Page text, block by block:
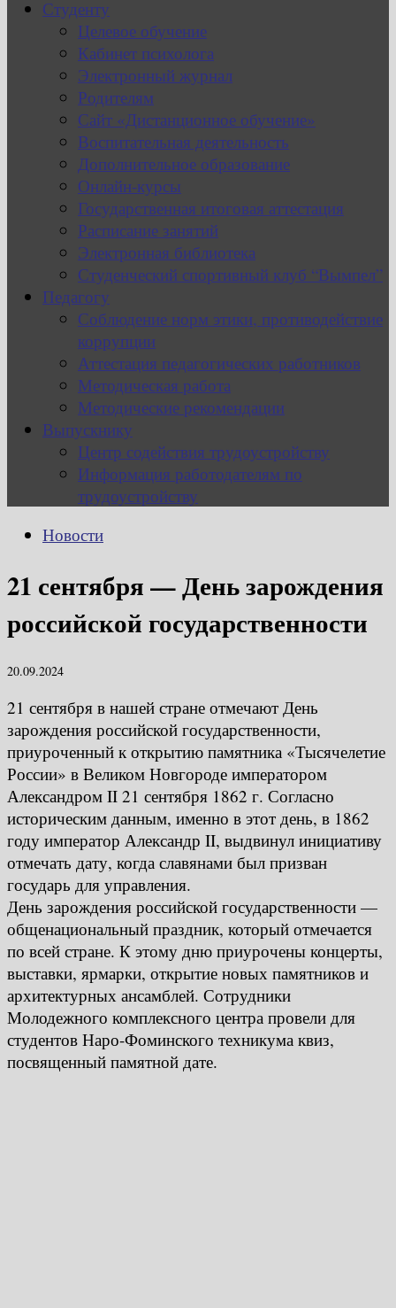
Студенту
Целевое обучение
Кабинет психолога
Электронный журнал
Родителям
Сайт «Дистанционное обучение»
Воспитательная деятельность
Дополнительное образование
Онлайн-курсы
Государственная итоговая аттестация
Расписание занятий
Электронная библиотека
Студенческий спортивный клуб “Вымпел”
Педагогу
Соблюдение норм этики, противодействие
коррупции
Аттестация педагогических работников
Методическая работа
Методические рекомендации
Выпускнику
Центр содействия трудоустройству
Информация работодателям по
трудоустройству
Новости
21 сентября — День зарождения
российской государственности
20.09.2024
21 сентября в нашей стране отмечают День
зарождения российской государственности,
приуроченный к открытию памятника «Тысячелетие
России» в Великом Новгороде императором
Александром II 21 сентября 1862 г. Согласно
историческим данным, именно в этот день, в 1862
году император Александр II, выдвинул инициативу
отмечать дату, когда славянами был призван
государь для управления.
День зарождения российской государственности —
общенациональный праздник, который отмечается
по всей стране. К этому дню приурочены концерты,
выставки, ярмарки, открытие новых памятников и
архитектурных ансамблей. Сотрудники
Молодежного комплексного центра провели для
студентов Наро-Фоминского техникума квиз,
посвященный памятной дате.